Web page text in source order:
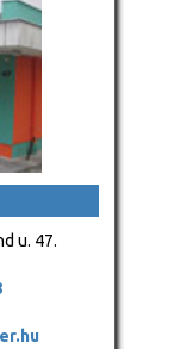
u. 47.